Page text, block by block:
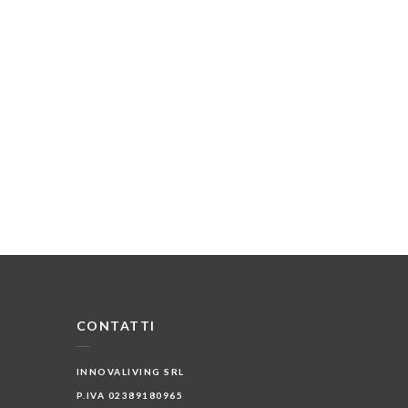
CONTATTI
INNOVALIVING SRL
P.IVA 02389180965